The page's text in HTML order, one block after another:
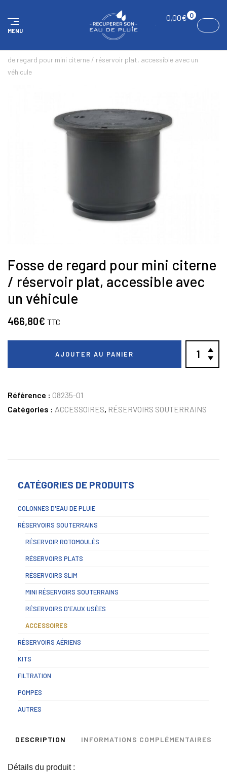
MENU
0,00€ 0
de regard pour mini citerne / réservoir plat, accessible avec un
véhicule
Fosse de regard pour mini citerne
/ réservoir plat, accessible avec
un véhicule
466,80€ TTC
AJOUTER AU PANIER
Référence : 08235-01
Catégories : ACCESSOIRES, RÉSERVOIRS SOUTERRAINS
CATÉGORIES DE PRODUITS
COLONNES D'EAU DE PLUIE
RÉSERVOIRS SOUTERRAINS
RÉSERVOIR ROTOMOULÉS
RÉSERVOIRS PLATS
RÉSERVOIRS SLIM
MINI RÉSERVOIRS SOUTERRAINS
RÉSERVOIRS D'EAUX USÉES
ACCESSOIRES
RÉSERVOIRS AÉRIENS
KITS
FILTRATION
POMPES
AUTRES
DESCRIPTION INFORMATIONS COMPLÉMENTAIRES
Détails du produit :